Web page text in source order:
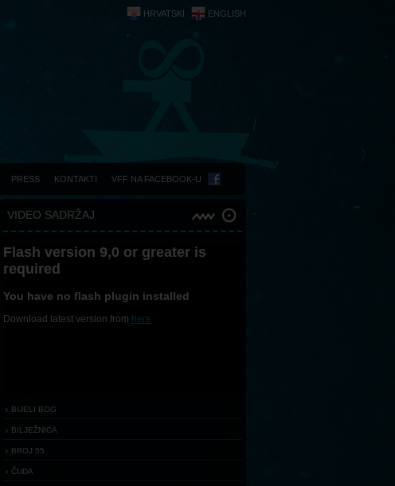
ENGLISH
HRVATSKI
PRESS KONTAKTI VFF NA FACEBOOK-U
VIDEO SADRŽAJ
Flash version 9,0 or greater is
required
You have no flash plugin installed
Download latest version from here
BIJELI BOG
BILJEŽNICA
BROJ 55
ČUDA